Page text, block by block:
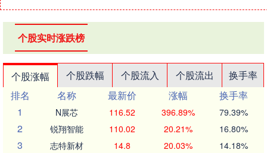
个股实时涨跌榜
个股涨幅 个股跌幅 个股流入 个股流出
换手率
排名
名称 最新价 涨幅
换手率
1
N展芯 116.52 396.89% 79.39%
2 锐翔智能 110.02 20.21% 16.80%
3 志特新材 14.8 20.03% 14.18%